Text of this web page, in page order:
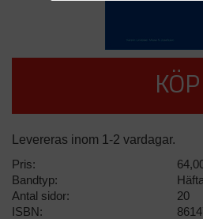
KÖP
Levereras inom 1-2 vardagar.
Pris:
Bandtyp:
Antal sidor:
20
ISBN: